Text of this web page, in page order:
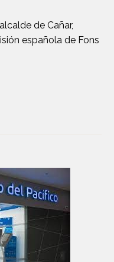
de Cañar,
española de Fons